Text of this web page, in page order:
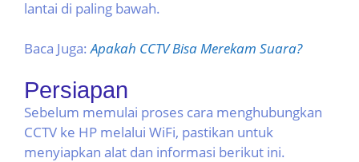
lantai di paling bawah.
Baca Juga:Apakah CCTV Bisa Merekam Suara?
Persiapan
Sebelum memulai proses cara menghubungkan
CCTV ke HP melalui WiFi, pastikan untuk
menyiapkan alat dan informasi berikut ini.